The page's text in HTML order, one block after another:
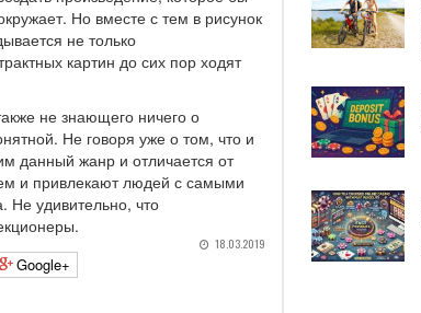
Но вместе с тем в рисунок
не только
картин до сих пор ходят
не знающего ничего о
Не говоря уже о том, что и
данный жанр и отличается от
и привлекают людей с самыми
Не удивительно, что
18.03.2019
Google+